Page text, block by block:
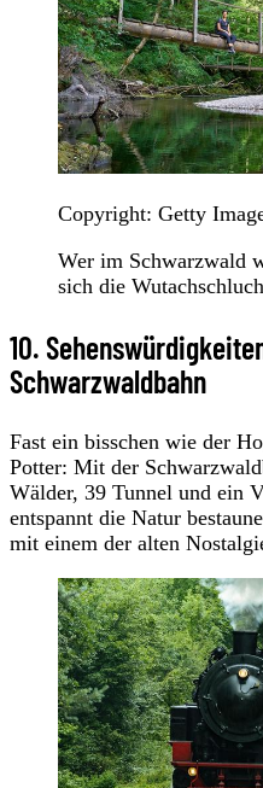
Copyright: Getty
Wer im Schwarzwald
sich die
10.
Schwarzwaldbahn
Fast ein bisschen wie der
Potter: Mit der
Wälder, 39 Tunnel und ein
entspannt die Natur
mit einem der alten